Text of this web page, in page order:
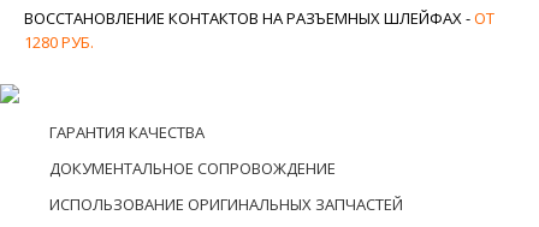
ВОССТАНОВЛЕНИЕ КОНТАКТОВ НА РАЗЪЕМНЫХ ШЛЕЙФАХ -ОТ
1280 РУБ.
ГАРАНТИЯ КАЧЕСТВА
ДОКУМЕНТАЛЬНОЕ СОПРОВОЖДЕНИЕ
ИСПОЛЬЗОВАНИЕ ОРИГИНАЛЬНЫХ ЗАПЧАСТЕЙ